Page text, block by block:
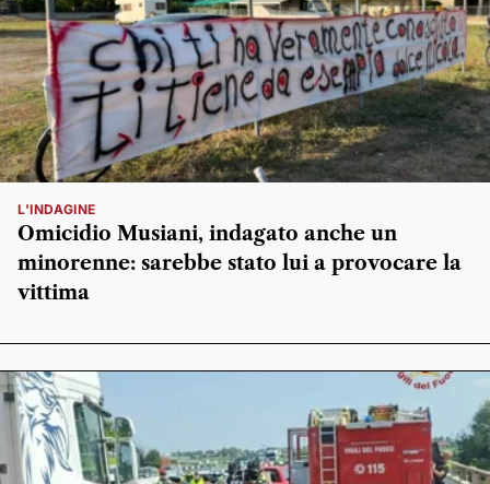
L'INDAGINE
Omicidio Musiani, indagato anche un
minorenne: sarebbe stato lui a provocare la
vittima